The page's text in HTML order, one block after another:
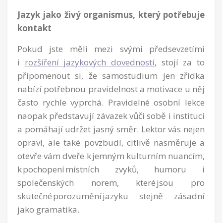
Jazyk jako živý organismus, který potřebuje
kontakt
Pokud jste měli mezi svými předsevzetími
i rozšíření jazykových dovedností, stojí za to
připomenout si, že samostudium jen zřídka
nabízí potřebnou pravidelnost a motivace u něj
často rychle vyprchá. Pravidelné osobní lekce
naopak představují závazek vůči sobě i instituci
a pomáhají udržet jasný směr. Lektor vás nejen
opraví, ale také povzbudí, citlivě nasměruje a
otevře vám dveře kjemným kulturním nuancím,
kpochopení místních zvyků, humoru i
společenských norem, které jsou pro
skutečné porozumění jazyku stejně zásadní
jako gramatika.